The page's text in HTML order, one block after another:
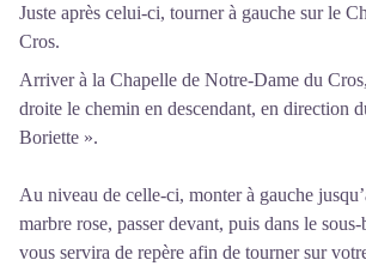
Juste après celui-ci, tourner à gauche sur le
Cros.
Arriver à la Chapelle de Notre-Dame du
droite le chemin en descendant, en direction
Boriette ».
Au niveau de celle-ci, monter à gauche
marbre rose, passer devant, puis dans le
vous servira de repère afin de tourner sur